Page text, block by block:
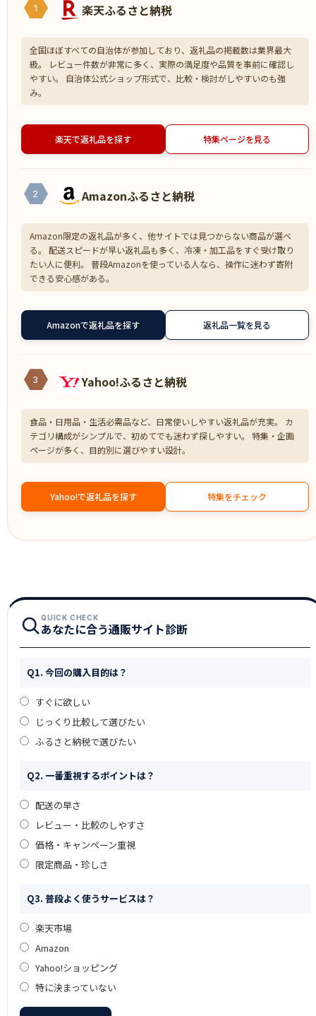
1 楽天ふるさと納税
全国ほぼすべての自治体が参加しており、返礼品の掲載数は業界最大
級。 レビュー件数が非常に多く、実際の満足度や品質を事前に確認し
やすい。 自治体公式ショップ形式で、比較・検討がしやすいのも強
み。
楽天で返礼品を探す 特集ページを見る
2 Amazonふるさと納税
Amazon限定の返礼品が多く、他サイトでは見つからない商品が選べ
る。 配送スピードが早い返礼品も多く、冷凍・加工品をすぐ受け取り
たい人に便利。 普段Amazonを使っている人なら、操作に迷わず寄附
できる安心感がある。
Amazonで返礼品を探す 返礼品一覧を見る
3 Yahoo!ふるさと納税
食品・日用品・生活必需品など、日常使いしやすい返礼品が充実。 カ
テゴリ構成がシンプルで、初めてでも迷わず探しやすい。 特集・企画
ページが多く、目的別に選びやすい設計。
Yahoo!で返礼品を探す 特集をチェック
QUICK CHECK
あなたに合う通販サイト診断
Q1. 今回の購入目的は？
すぐに欲しい
じっくり比較して選びたい
ふるさと納税で選びたい
Q2. 一番重視するポイントは？
配送の早さ
レビュー・比較のしやすさ
価格・キャンペーン重視
限定商品・珍しさ
Q3. 普段よく使うサービスは？
楽天市場
Amazon
Yahoo!ショッピング
特に決まっていない